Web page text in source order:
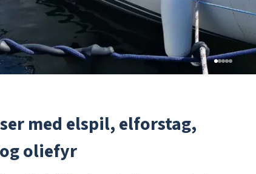
med elspil, elforstag,
oliefyr